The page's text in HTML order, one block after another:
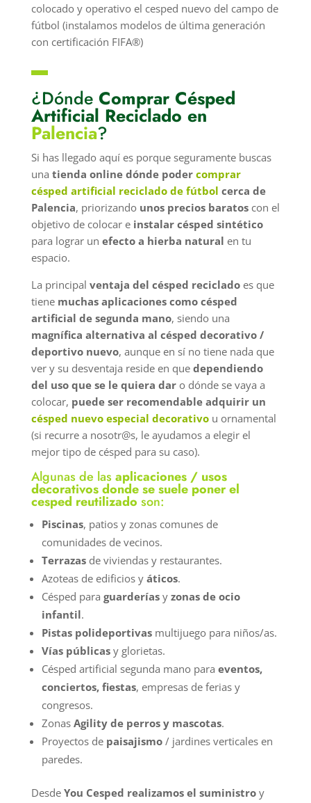
colocado y operativo el cesped nuevo del campo de
fútbol (instalamos modelos de última generación
con certificación FIFA®)
▬
¿Dónde Comprar Césped
Artificial Reciclado en
Palencia?
Si has llegado aquí es porque seguramente buscas
una tienda online dónde poder comprar
césped artificial reciclado de fútbol cerca de
Palencia, priorizando unos precios baratoscon el
objetivo de colocar e instalar césped sintético
para lograr un efecto a hierba natural en tu
espacio.
La principal ventaja del césped recicladoes que
tiene muchas aplicaciones como césped
artificial de segunda mano, siendo una
magnífica alternativa al césped decorativo /
deportivo nuevo, aunque en sí no tiene nada que
ver y su desventaja reside en que dependiendo
del uso que se le quiera daro dónde se vaya a
colocar, puede ser recomendable adquirir un
césped nuevo especial decorativou ornamental
(si recurre a nosotr@s, le ayudamos a elegir el
mejor tipo de césped para su caso).
Algunas de las aplicaciones / usos
decorativos donde se suele poner el
cesped reutilizado son:
Piscinas, patios y zonas comunes de
comunidades de vecinos.
Terrazasde viviendas y restaurantes.
Azoteas de edificios y áticos.
Césped para guarderíasy zonas de ocio
infantil.
Pistas polideportivasmultijuego para niños/as.
Vías públicasy glorietas.
Césped artificial segunda mano para eventos,
conciertos, fiestas, empresas de ferias y
congresos.
Zonas Agility de perros y mascotas.
Proyectos de paisajismo/ jardines verticales en
paredes.
Desde You Cesped realizamos el suministroy